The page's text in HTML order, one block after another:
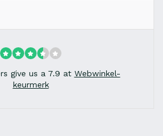
give us a 7.9 at Webwinkel-
keurmerk